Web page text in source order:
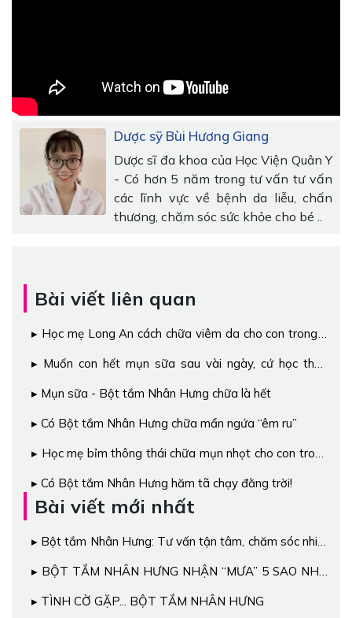
Dược sỹ Bùi Hương Giang
Dược sĩ đa khoa của Học Viện Quân Y
- Có hơn 5 năm trong tư vấn tư vấn
các lĩnh vực về bệnh da liễu, chấn
thương, chăm sóc sức khỏe cho bé ..
Bài viết liên quan
Học mẹ Long An cách chữa viêm da cho con trong 6
Muốn con hết mụn sữa sau vài ngày, cứ học theo
Mụn sữa - Bột tắm Nhân Hưng chữa là hết
Có Bột tắm Nhân Hưng chữa mẩn ngứa “êm ru”
Học mẹ bỉm thông thái chữa mụn nhọt cho con trong
Có Bột tắm Nhân Hưng hăm tã chạy đằng trời!
Bài viết mới nhất
Bột tắm Nhân Hưng: Tư vấn tận tâm, chăm sóc nhiệt
BỘT TẮM NHÂN HƯNG NHẬN “MƯA” 5 SAO NHỜ
TÌNH CỜ GẶP... BỘT TẮM NHÂN HƯNG